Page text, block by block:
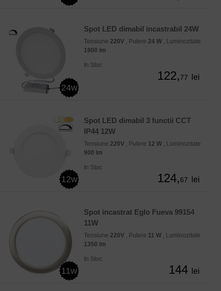
24w
Spot LED dimabil incastrabil 24W
Tensiune 220V , Putere 24 W , Luminozitate
1900 lm
In Stoc
122,77 lei
12w
Spot LED dimabil 3 functii CCT
IP44 12W
Tensiune 220V , Putere 12 W , Luminozitate
900 lm
In Stoc
124,67 lei
11w
Spot incastrat Eglo Fueva 99154
11W
Tensiune 220V , Putere 11 W , Luminozitate
1350 lm
In Stoc
144 lei